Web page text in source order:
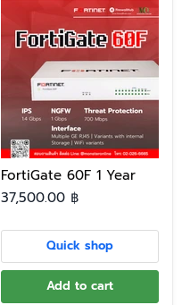
FortiGate 60F 1 Year
37,500.00 ฿
Quick shop
Add to cart